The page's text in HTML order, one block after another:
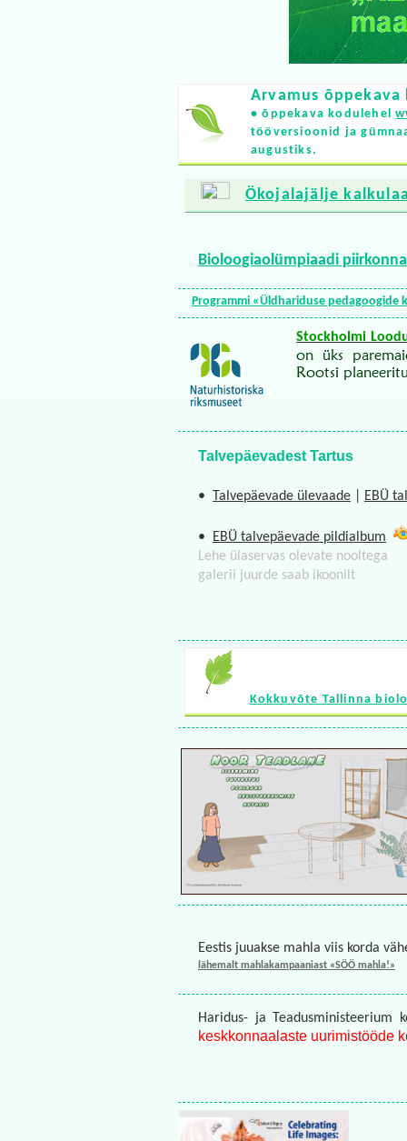
Arvamus õppekava
• õppekava kodulehel
tööversioonid ja
augustiks.
Ökojalajälje
Bioloogiaolümpiaadi
Programmi «Üldhariduse
Stockholmi
on üks
Rootsi
Talvepäevadest Tartus
• Talvepäevade ülevaade EBÜ
•
EBÜ talvepäevade pildialbum
Lehe ülaservas olevate nooltega
galerii juurde saab ikoonilt
Kokkuvõte Tallinna
Eestis juuakse mahla viis korda
lähemalt mahlakampaaniast «SÖÖ mahla!»
Haridus- ja Teadusministeerium
keskkonnaalaste uurimistööde